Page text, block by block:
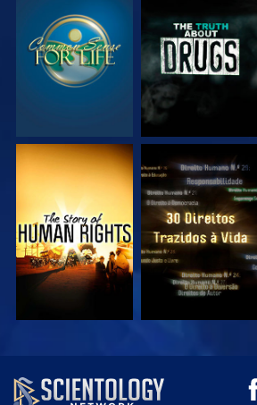
VEJA VEJA
VEJA VEJA
VEJA